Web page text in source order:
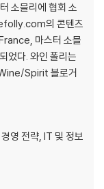
소믈리에 협회 소
의 콘텐츠
마스터 소믈
었다. 와인 폴리는
Spirit 블로거
영 전략, IT 및 정보